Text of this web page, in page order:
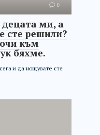
0
ми, а
сте решили?
към
бяхме.
и да нощувате сте